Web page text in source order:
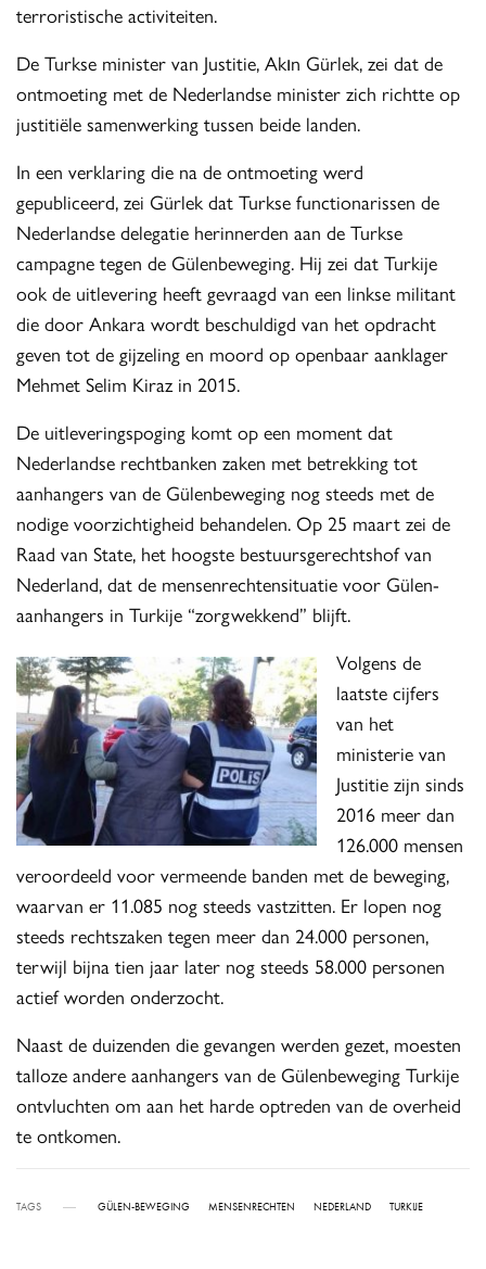
terroristische activiteiten.
De Turkse minister van Justitie, Akın Gürlek, zei dat de
ontmoeting met de Nederlandse minister zich richtte op
justitiële samenwerking tussen beide landen.
In een verklaring die na de ontmoeting werd
gepubliceerd, zei Gürlek dat Turkse functionarissen de
Nederlandse delegatie herinnerden aan de Turkse
campagne tegen de Gülenbeweging. Hij zei dat Turkije
ook de uitlevering heeft gevraagd van een linkse militant
die door Ankara wordt beschuldigd van het opdracht
geven tot de gijzeling en moord op openbaar aanklager
Mehmet Selim Kiraz in 2015.
De uitleveringspoging komt op een moment dat
Nederlandse rechtbanken zaken met betrekking tot
aanhangers van de Gülenbeweging nog steeds met de
nodige voorzichtigheid behandelen. Op 25 maart zei de
Raad van State, het hoogste bestuursgerechtshof van
Nederland, dat de mensenrechtensituatie voor Gülen-
aanhangers in Turkije “zorgwekkend” blijft.
Volgens de
laatste cijfers
van het
ministerie van
Justitie zijn sinds
2016 meer dan
126.000 mensen
veroordeeld voor vermeende banden met de beweging,
waarvan er 11.085 nog steeds vastzitten. Er lopen nog
steeds rechtszaken tegen meer dan 24.000 personen,
terwijl bijna tien jaar later nog steeds 58.000 personen
actief worden onderzocht.
Naast de duizenden die gevangen werden gezet, moesten
talloze andere aanhangers van de Gülenbeweging Turkije
ontvluchten om aan het harde optreden van de overheid
te ontkomen.
TAGS GÜLEN-BEWEGING MENSENRECHTEN NEDERLAND TURKIJE